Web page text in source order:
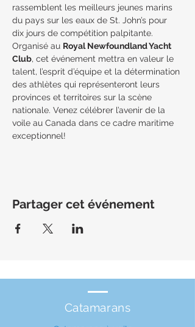
rassemblent les meilleurs jeunes marins
du pays sur les eaux de St. John’s pour
dix jours de compétition palpitante.
Organisé au Royal Newfoundland Yacht
Club, cet événement mettra en valeur le
talent, l’esprit d’équipe et la détermination
des athlètes qui représenteront leurs
provinces et territoires sur la scène
nationale. Venez célébrer l’avenir de la
voile au Canada dans ce cadre maritime
exceptionnel!
Partager cet événement
Catamarans